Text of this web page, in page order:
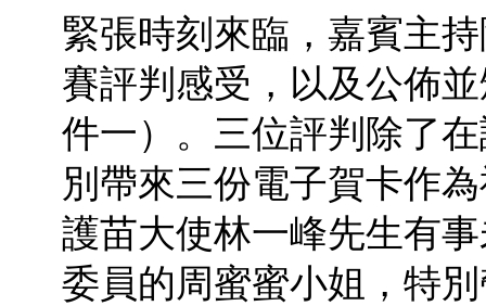
緊張時刻來臨，嘉賓主
賽評判感受，以及公佈
件一）。三位評判除了
別帶來三份電子賀卡作
護苗大使林一峰先生有
委員的周蜜蜜小姐，特